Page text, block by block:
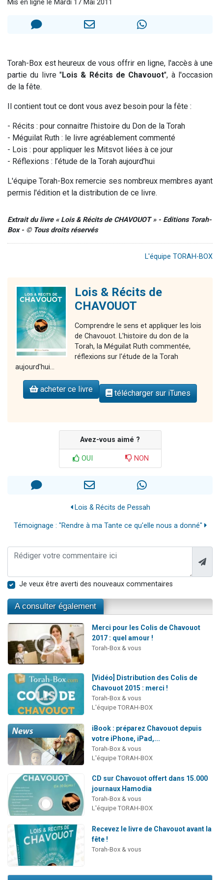
30 personnes viennent de faire un don pour Sauvez la jambe de Yohan
29 personnes viennent de demander une bénédiction
Mis en ligne le Mardi 17 Mai 2011
Torah-Box est heureux de vous offrir en ligne, l'accès à une
partie du livre "Lois & Récits de Chavouot", à l'occasion
de la fête.
Il contient tout ce dont vous avez besoin pour la fête :
- Récits : pour connaitre l’histoire du Don de la Torah
- Méguilat Ruth : le livre agréablement commenté
- Lois : pour appliquer les Mitsvot liées à ce jour
- Réflexions : l’étude de la Torah aujourd’hui
L'équipe Torah-Box remercie ses nombreux membres ayant
permis l'édition et la distribution de ce livre.
Extrait du livre « Lois & Récits de CHAVOUOT » - Editions Torah-
Box - © Tous droits réservés
L'équipe TORAH-BOX
Lois & Récits de
CHAVOUOT
Comprendre le sens et appliquer les lois
de Chavouot. L'histoire du don de la
Torah, la Méguilat Ruth commentée,
réflexions sur l'étude de la Torah
aujourd'hui...
acheter ce livre télécharger sur iTunes
Avez-vous aimé ?
OUI NON
Lois & Récits de Pessah
Témoignage : "Rendre à ma Tante ce qu'elle nous a donné"
Je veux être averti des nouveaux commentaires
A consulter également
Merci pour les Colis de Chavouot
2017 : quel amour !
Torah-Box & vous
[Vidéo] Distribution des Colis de
Chavouot 2015 : merci !
Torah-Box & vous
L'équipe TORAH-BOX
iBook : préparez Chavouot depuis
votre iPhone, iPad,...
Torah-Box & vous
L'équipe TORAH-BOX
CD sur Chavouot offert dans 15.000
journaux Hamodia
Torah-Box & vous
L'équipe TORAH-BOX
Recevez le livre de Chavouot avant la
fête !
Torah-Box & vous